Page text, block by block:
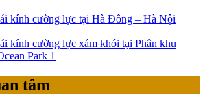
kính cường lực tại Hà Đông – Hà Nội
kính cường lực xám khói tại Phân khu
Park 1
tâm